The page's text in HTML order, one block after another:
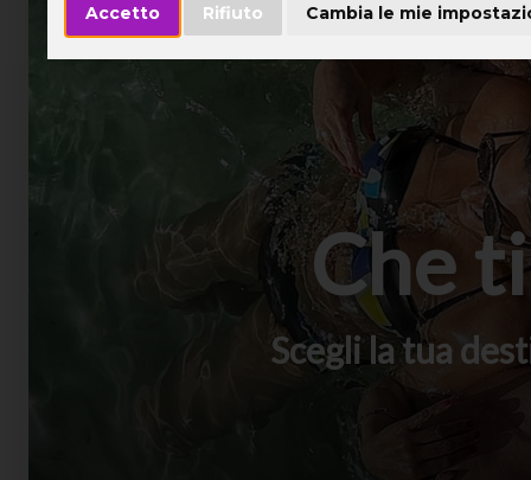
Accetto Rifiuto Cambia le mie
Che
Scegli la tua